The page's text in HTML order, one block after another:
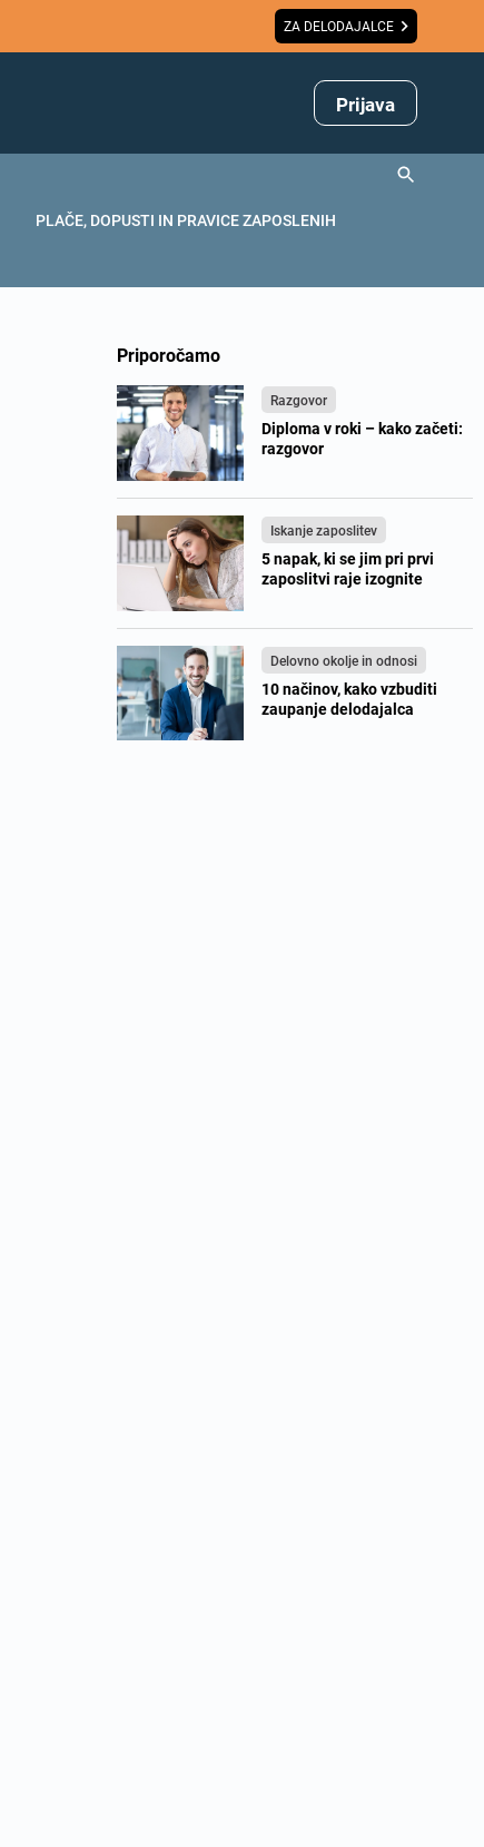
ZA DELODAJALCE
Prijava
PLAČE, DOPUSTI IN PRAVICE ZAPOSLENIH
Priporočamo
Razgovor
Diploma v roki – kako začeti:
razgovor
Iskanje zaposlitev
5 napak, ki se jim pri prvi
zaposlitvi raje izognite
Delovno okolje in odnosi
10 načinov, kako vzbuditi
zaupanje delodajalca